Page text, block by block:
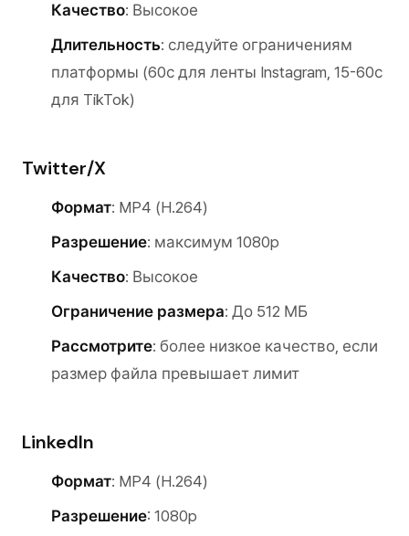
Качество: Высокое
Длительность: следуйте ограничениям
платформы (60с для ленты Instagram, 15-60с
для TikTok)
Twitter/X
Формат: MP4 (H.264)
Разрешение: максимум 1080p
Качество: Высокое
Ограничение размера: До 512 МБ
Рассмотрите: более низкое качество, если
размер файла превышает лимит
LinkedIn
Формат: MP4 (H.264)
Разрешение: 1080p